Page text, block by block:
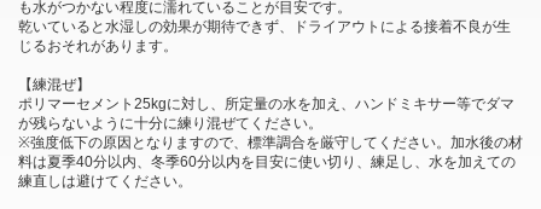
も水がつかない程度に濡れていることが目安です。
乾いていると水湿しの効果が期待できず、ドライアウトによる接着不良が生
じるおそれがあります。
【練混ぜ】
ポリマーセメント25kgに対し、所定量の水を加え、ハンドミキサー等でダマ
が残らないように十分に練り混ぜてください。
※強度低下の原因となりますので、標準調合を厳守してください。加水後の材
料は夏季40分以内、冬季60分以内を目安に使い切り、練足し、水を加えての
練直しは避けてください。